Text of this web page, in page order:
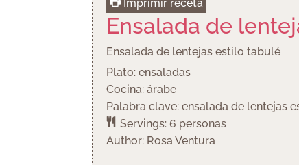
Imprimir receta
Ensalada de
Ensalada de lentejas estilo tabulé
Plato:ensaladas
Cocina:árabe
Palabra clave:ensalada de lentejas
Servings:6 personas
Author: Rosa Ventura